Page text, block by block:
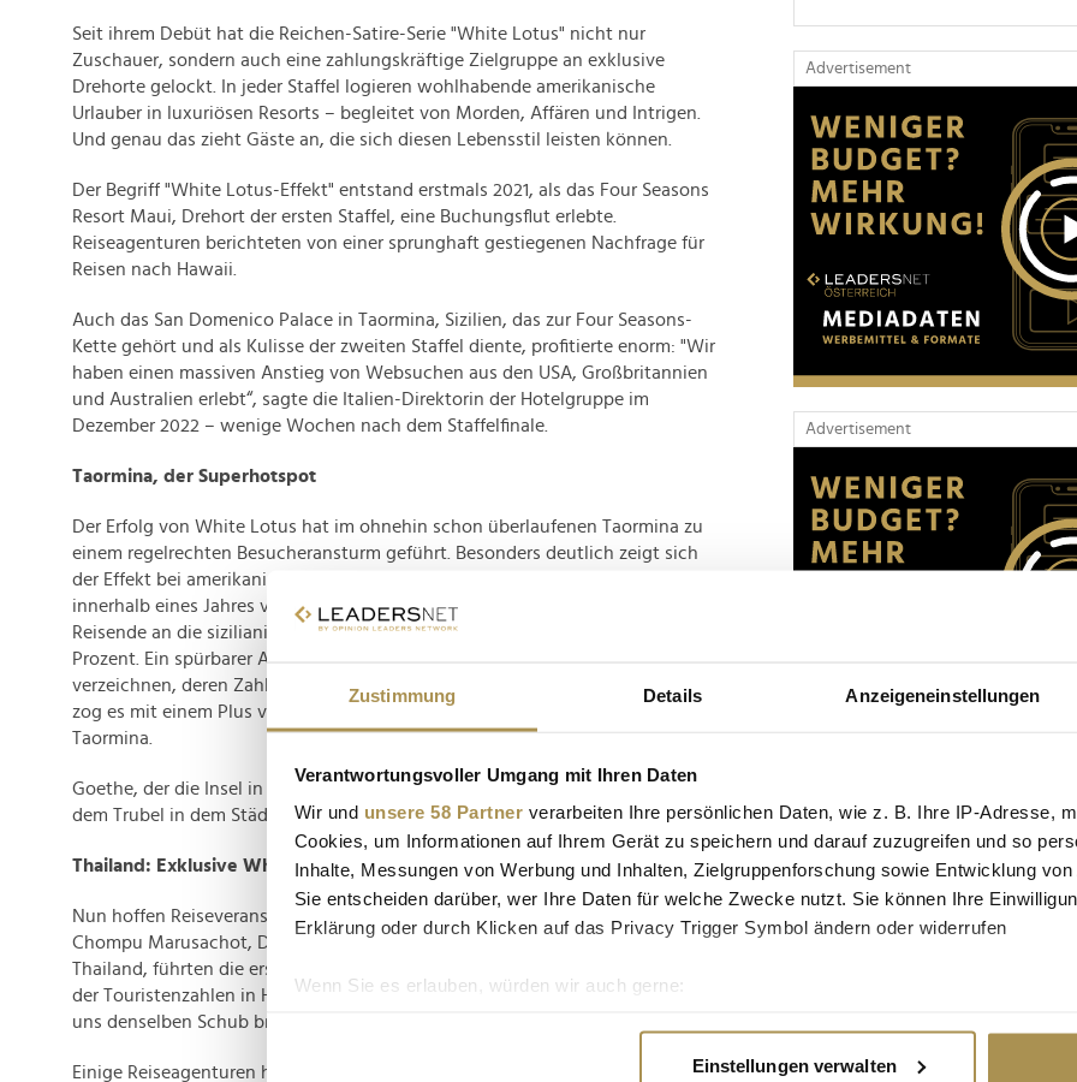
Zustimmung Details Anzeigeneinstellungen
Verantwortungsvoller Umgang mit Ihren Daten
Wir und unsere 58 Partner verarbeiten Ihre persönlichen Daten, wie z. B. Ihre IP-Adresse,
Cookies, um Informationen auf Ihrem Gerät zu speichern und darauf zuzugreifen und so
Inhalte, Messungen von Werbung und Inhalten, Zielgruppenforschung sowie Entwicklung
Sie entscheiden darüber, wer Ihre Daten für welche Zwecke nutzt. Sie können Ihre
Erklärung oder durch Klicken auf das Privacy Trigger Symbol ändern oder widerrufen
Wenn Sie es erlauben, würden wir auch gerne:
Einstellungen verwalten
Seit ihrem Debüt hat die Reichen-Satire-Serie "White Lotus" nicht nur
Zuschauer, sondern auch eine zahlungskräftige Zielgruppe an exklusive
Drehorte gelockt. In jeder Staffel logieren wohlhabende amerikanische
Urlauber in luxuriösen Resorts – begleitet von Morden, Affären und Intrigen.
Und genau das zieht Gäste an, die sich diesen Lebensstil leisten können.
Der Begriff "White Lotus-Effekt" entstand erstmals 2021, als das Four Seasons
Resort Maui, Drehort der ersten Staffel, eine Buchungsflut erlebte.
Reiseagenturen berichteten von einer sprunghaft gestiegenen Nachfrage für
Reisen nach Hawaii.
Auch das San Domenico Palace in Taormina, Sizilien, das zur Four Seasons-
Kette gehört und als Kulisse der zweiten Staffel diente, profitierte enorm: "Wir
haben einen massiven Anstieg von Websuchen aus den USA, Großbritannien
und Australien erlebt“, sagte die Italien-Direktorin der Hotelgruppe im
Dezember 2022 – wenige Wochen nach dem Staffelfinale.
Taormina, der Superhotspot
Der Erfolg von White Lotus hat im ohnehin schon überlaufenen Taormina zu
einem regelrechten Besucheransturm geführt. Besonders deutlich zeigt sich
der Effekt bei amerikanischen Touristen: Die Zahl der US-Besucher hat sich
innerhalb eines Jahres verdoppelt. Auch aus Australien zog es deutlich mehr
Reisende an die sizilianische Küste – die Zahl der Gäste von dort stieg um 285
Prozent. Ein spürbarer Anstieg ist zudem bei britischen Touristen zu
verzeichnen, deren Zahl sich um fast 35 Prozent erhöhte. Auch aus Kanada
zog es mit einem Plus von über 110 Prozent deutlich mehr Urlauber nach
Taormina.
Goethe, der die Insel in seiner Prosa einst so liebevoll beschrieb, würde es bei
dem Trubel in dem Städtlein heute nicht mehr gefallen.
Thailand: Exklusive White Lotus-Trips werden geschnürt
Nun hoffen Reiseveranstalter in Thailand, dass sich der Effekt wiederholt. Laut
Chompu Marusachot, Direktor des New Yorker Büros der Tourism Authority of
Thailand, führten die ersten beiden Staffeln zu einem 20-prozentigen Anstieg
der Touristenzahlen in Hawaii und Sizilien. "Wir hoffen, dass die dritte Staffel
uns denselben Schub bringt“, sagte er.
Einige Reiseagenturen haben bereits exklusive Pakete zusammengestellt, die
Advertisement
Advertisement